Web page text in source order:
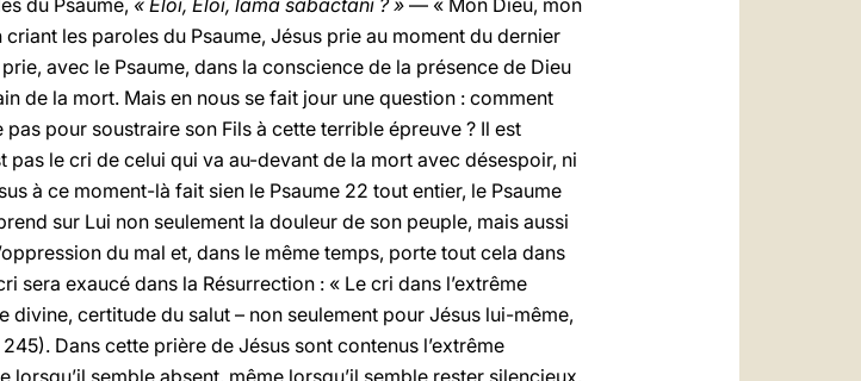
du Psaume, « Eloï, Eloï, lama sabactani ? » — « Mon Dieu, mon
les paroles du Psaume, Jésus prie au moment du dernier
avec le Psaume, dans la conscience de la présence de Dieu
de la mort. Mais en nous se fait jour une question : comment
pour soustraire son Fils à cette terrible épreuve ? Il est
le cri de celui qui va au-devant de la mort avec désespoir, ni
à ce moment-là fait sien le Psaume 22 tout entier, le Psaume
sur Lui non seulement la douleur de son peuple, mais aussi
du mal et, dans le même temps, porte tout cela dans
exaucé dans la Résurrection : « Le cri dans l’extrême
certitude du salut – non seulement pour Jésus lui-même,
245). Dans cette prière de Jésus sont contenus l’extrême
semble absent, même lorsqu’il semble rester silencieux,